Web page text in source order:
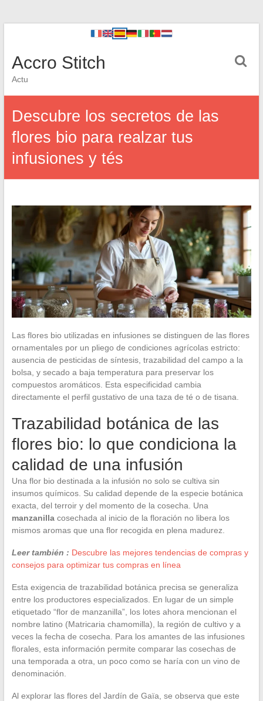
Accro Stitch
Actu
Descubre los secretos de las
flores bio para realzar tus
infusiones y tés
Las flores bio utilizadas en infusiones se distinguen de las flores
ornamentales por un pliego de condiciones agrícolas estricto:
ausencia de pesticidas de síntesis, trazabilidad del campo a la
bolsa, y secado a baja temperatura para preservar los
compuestos aromáticos. Esta especificidad cambia
directamente el perfil gustativo de una taza de té o de tisana.
Trazabilidad botánica de las
flores bio: lo que condiciona la
calidad de una infusión
Una flor bio destinada a la infusión no solo se cultiva sin
insumos químicos. Su calidad depende de la especie botánica
exacta, del terroir y del momento de la cosecha. Una
manzanillacosechada al inicio de la floración no libera los
mismos aromas que una flor recogida en plena madurez.
Leer también : Descubre las mejores tendencias de compras y
consejos para optimizar tus compras en línea
Esta exigencia de trazabilidad botánica precisa se generaliza
entre los productores especializados. En lugar de un simple
etiquetado “flor de manzanilla”, los lotes ahora mencionan el
nombre latino (Matricaria chamomilla), la región de cultivo y a
veces la fecha de cosecha. Para los amantes de las infusiones
florales, esta información permite comparar las cosechas de
una temporada a otra, un poco como se haría con un vino de
denominación.
Al explorar las flores del Jardín de Gaïa, se observa que este